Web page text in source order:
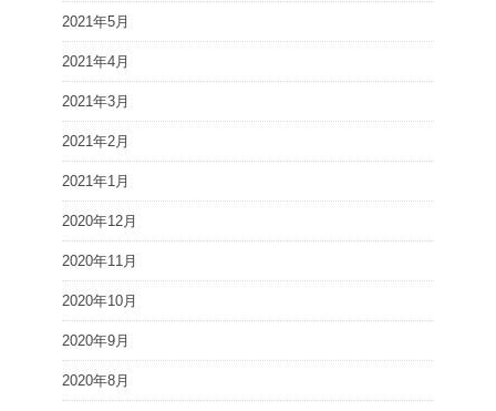
2021年5月
2021年4月
2021年3月
2021年2月
2021年1月
2020年12月
2020年11月
2020年10月
2020年9月
2020年8月